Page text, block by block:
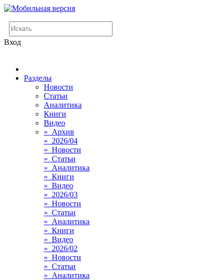
Вход
Разделы
Новости
Статьи
Аналитика
Книги
Видео
» Архив
» 2026/04
» Новости
» Статьи
» Аналитика
» Книги
» Видео
» 2026/03
» Новости
» Статьи
» Аналитика
» Книги
» Видео
» 2026/02
» Новости
» Статьи
» Аналитика